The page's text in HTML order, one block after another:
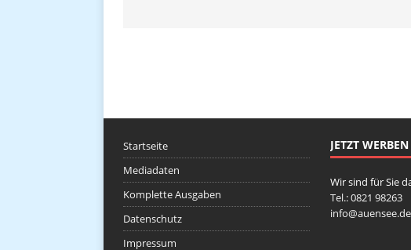
Startseite
Mediadaten
Komplette Ausgaben
Datenschutz
Impressum
JETZT WERBEN
Wir sind für Sie
Tel.: 0821 98263
info@auensee.de